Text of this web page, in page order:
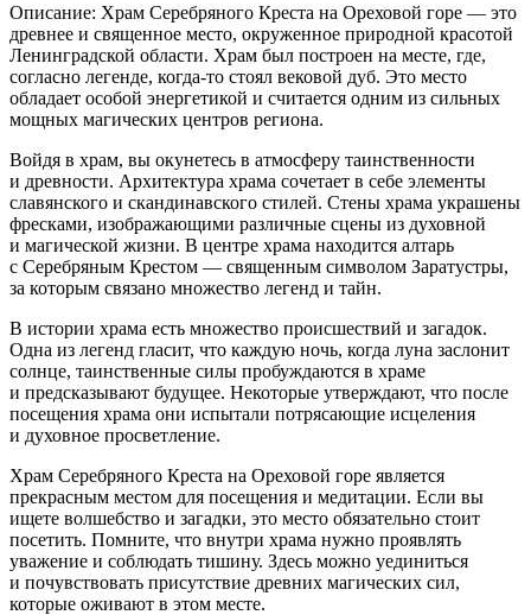
Описание: Храм Серебряного Креста на Ореховой горе — это
древнее и священное место, окруженное природной красотой
Ленинградской области. Храм был построен на месте, где,
согласно легенде, когда-то стоял вековой дуб. Это место
обладает особой энергетикой и считается одним из сильных
мощных магических центров региона.
Войдя в храм, вы окунетесь в атмосферу таинственности
и древности. Архитектура храма сочетает в себе элементы
славянского и скандинавского стилей. Стены храма украшены
фресками, изображающими различные сцены из духовной
и магической жизни. В центре храма находится алтарь
с Серебряным Крестом — священным символом Заратустры,
за которым связано множество легенд и тайн.
В истории храма есть множество происшествий и загадок.
Одна из легенд гласит, что каждую ночь, когда луна заслонит
солнце, таинственные силы пробуждаются в храме
и предсказывают будущее. Некоторые утверждают, что после
посещения храма они испытали потрясающие исцеления
и духовное просветление.
Храм Серебряного Креста на Ореховой горе является
прекрасным местом для посещения и медитации. Если вы
ищете волшебство и загадки, это место обязательно стоит
посетить. Помните, что внутри храма нужно проявлять
уважение и соблюдать тишину. Здесь можно уединиться
и почувствовать присутствие древних магических сил,
которые оживают в этом месте.